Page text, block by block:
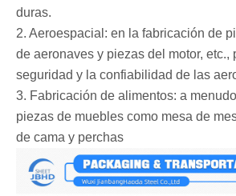
duras.
2. Aeroespacial: en la fabricación de
de aeronaves y piezas del motor, etc.,
seguridad y la confiabilidad de las
3. Fabricación de alimentos: a
piezas de muebles como mesa de
de cama y perchas